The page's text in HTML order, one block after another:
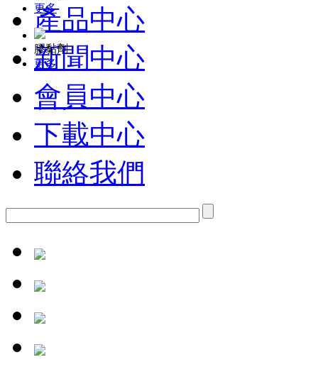
產品中心
新聞中心
會員中心
下載中心
聯絡我們
更多
膠黏劑
更多